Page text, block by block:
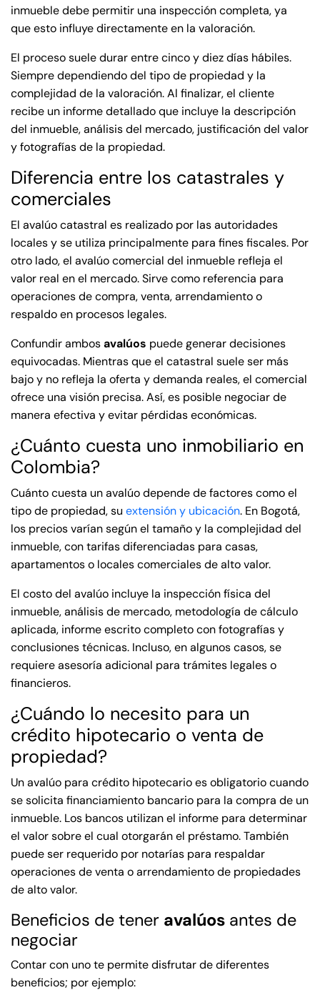
inmueble debe permitir una inspección completa, ya
que esto influye directamente en la valoración.
El proceso suele durar entre cinco y diez días hábiles.
Siempre dependiendo del tipo de propiedad y la
complejidad de la valoración. Al finalizar, el cliente
recibe un informe detallado que incluye la descripción
del inmueble, análisis del mercado, justificación del valor
y fotografías de la propiedad.
Diferencia entre los catastrales y
comerciales
El avalúo catastral es realizado por las autoridades
locales y se utiliza principalmente para fines fiscales. Por
otro lado, el avalúo comercial del inmueble refleja el
valor real en el mercado. Sirve como referencia para
operaciones de compra, venta, arrendamiento o
respaldo en procesos legales.
Confundir ambosavalúos puede generar decisiones
equivocadas. Mientras que el catastral suele ser más
bajo y no refleja la oferta y demanda reales, el comercial
ofrece una visión precisa. Así, es posible negociar de
manera efectiva y evitar pérdidas económicas.
¿Cuánto cuesta uno inmobiliario en
Colombia?
Cuánto cuesta un avalúo depende de factores como el
tipo de propiedad, su extensión y ubicación. En Bogotá,
los precios varían según el tamaño y la complejidad del
inmueble, con tarifas diferenciadas para casas,
apartamentos o locales comerciales de alto valor.
El costo del avalúo incluye la inspección física del
inmueble, análisis de mercado, metodología de cálculo
aplicada, informe escrito completo con fotografías y
conclusiones técnicas. Incluso, en algunos casos, se
requiere asesoría adicional para trámites legales o
financieros.
¿Cuándo lo necesito para un
crédito hipotecario o venta de
propiedad?
Un avalúo para crédito hipotecario es obligatorio cuando
se solicita financiamiento bancario para la compra de un
inmueble. Los bancos utilizan el informe para determinar
el valor sobre el cual otorgarán el préstamo. También
puede ser requerido por notarías para respaldar
operaciones de venta o arrendamiento de propiedades
de alto valor.
Beneficios de tener avalúos antes de
negociar
Contar con uno te permite disfrutar de diferentes
beneficios; por ejemplo: